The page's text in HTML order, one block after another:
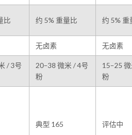
比 约 5% 重量比 约 5% 重
无卤素 无卤素
/ 3号
20–38 微米 / 4号
粉
15–25
粉
典型 165 评估中